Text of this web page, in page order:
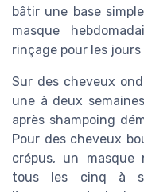
bâtir une base
masque
rinçage pour les
Sur des cheveux
une à deux
après shampoing
Pour des cheveux
crépus, un masque
tous les cinq à